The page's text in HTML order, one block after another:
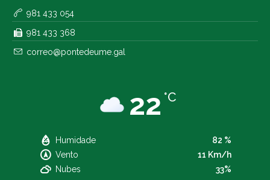
981 433 054
981 433 368
correo@pontedeume.gal
22 °C
Humidade
82 %
Vento
11 Km/h
Nubes
33%